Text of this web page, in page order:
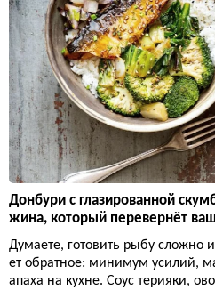
Донбури с глазированной
жина, который перевернёт
Думаете, готовить рыбу сложно
ет обратное: минимум усилий,
апаха на кухне. Соус терияки,